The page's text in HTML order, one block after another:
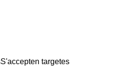
S'accepten targetes